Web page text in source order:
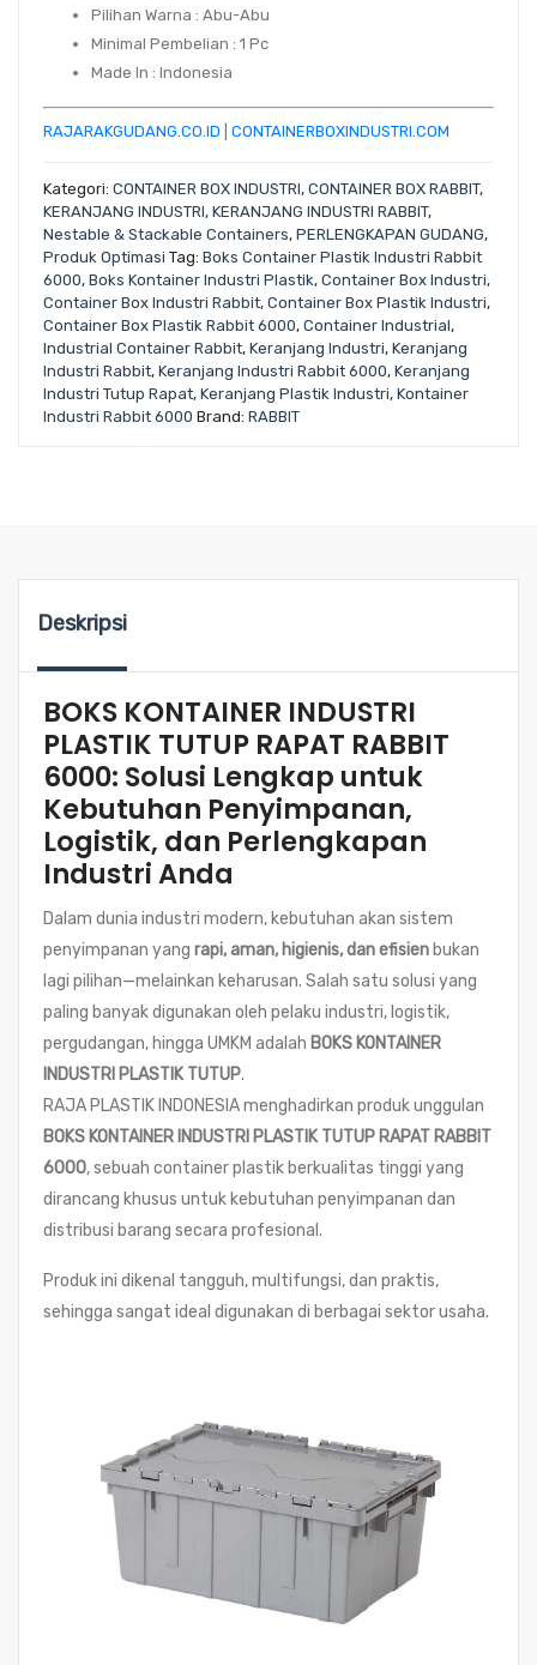
Pilihan Warna : Abu-Abu
Minimal Pembelian : 1 Pc
Made In : Indonesia
RAJARAKGUDANG.CO.ID CONTAINERBOXINDUSTRI.COM
Kategori: CONTAINER BOX INDUSTRI, CONTAINER BOX RABBIT,
KERANJANG INDUSTRI, KERANJANG INDUSTRI RABBIT,
Nestable & Stackable Containers, PERLENGKAPAN GUDANG,
Produk Optimasi Tag: Boks Container Plastik Industri Rabbit
6000, Boks Kontainer Industri Plastik, Container Box Industri,
Container Box Industri Rabbit, Container Box Plastik Industri,
Container Box Plastik Rabbit 6000, Container Industrial,
Industrial Container Rabbit, Keranjang Industri, Keranjang
Industri Rabbit, Keranjang Industri Rabbit 6000, Keranjang
Industri Tutup Rapat, Keranjang Plastik Industri, Kontainer
Industri Rabbit 6000 Brand: RABBIT
Deskripsi
BOKS KONTAINER INDUSTRI
PLASTIK TUTUP RAPAT RABBIT
6000: Solusi Lengkap untuk
Kebutuhan Penyimpanan,
Logistik, dan Perlengkapan
Industri Anda
Dalam dunia industri modern, kebutuhan akan sistem
penyimpanan yang rapi, aman, higienis, dan efisien bukan
lagi pilihan—melainkan keharusan. Salah satu solusi yang
paling banyak digunakan oleh pelaku industri, logistik,
pergudangan, hingga UMKM adalah BOKS KONTAINER
INDUSTRI PLASTIK TUTUP.
RAJA PLASTIK INDONESIA menghadirkan produk unggulan
BOKS KONTAINER INDUSTRI PLASTIK TUTUP RAPAT RABBIT
6000, sebuah container plastik berkualitas tinggi yang
dirancang khusus untuk kebutuhan penyimpanan dan
distribusi barang secara profesional.
Produk ini dikenal tangguh, multifungsi, dan praktis,
sehingga sangat ideal digunakan di berbagai sektor usaha.